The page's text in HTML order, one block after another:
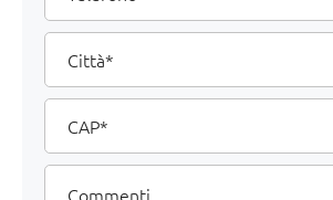
Città
CAP
Commenti